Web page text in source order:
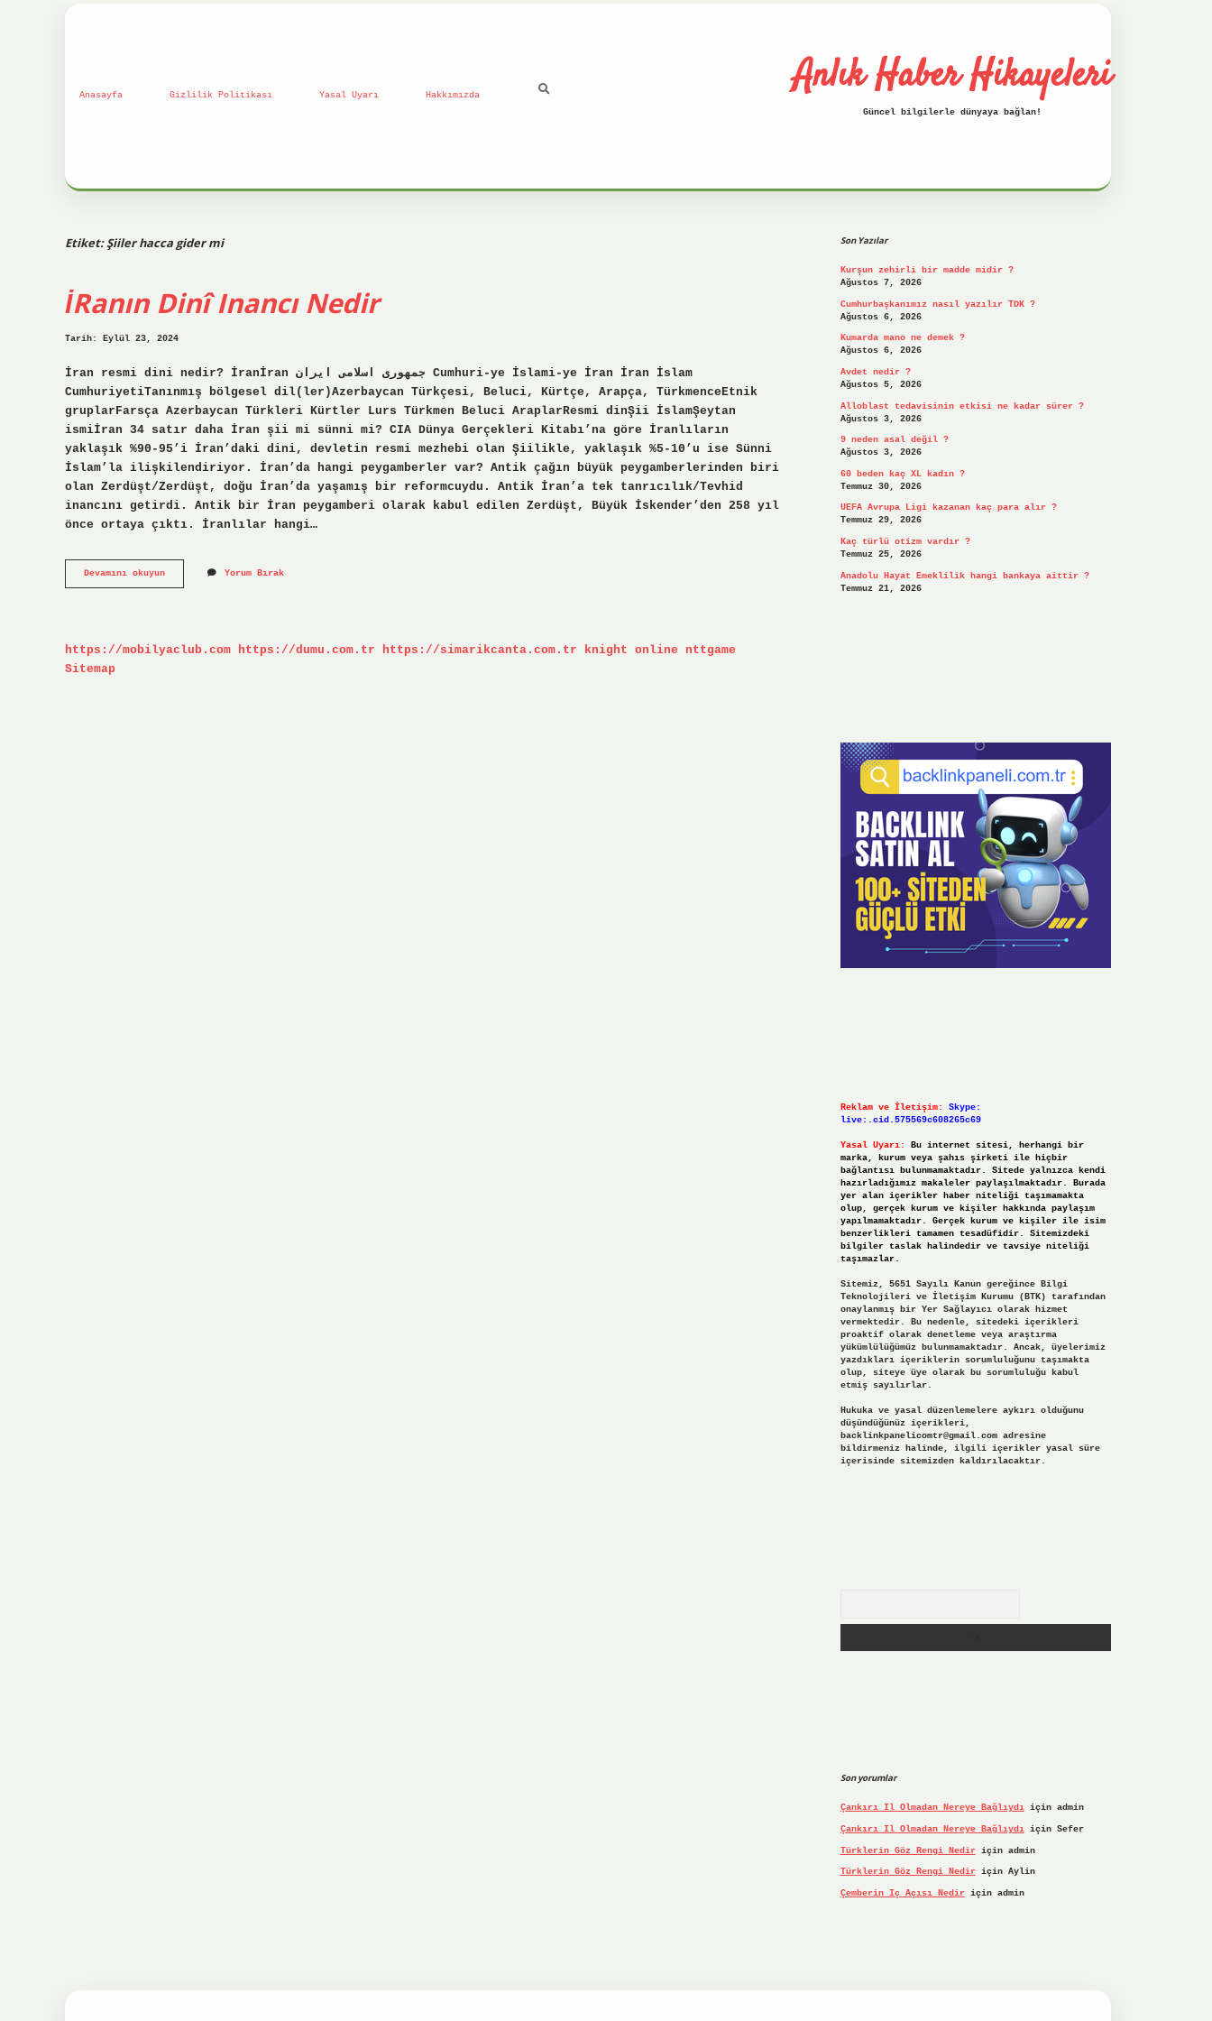
Anasayfa Gizlilik Politikası Yasal Uyarı Hakkımızda Anlık Haber Hikayeleri
Güncel bilgilerle dünyaya bağlan!
Etiket:Şiiler hacca gider mi
İRanın Dinî Inancı Nedir
Tarih: Eylül 23, 2024
İran resmi dini nedir? İranİran جمهوری اسلامی ایران Cumhuri-ye İslami-ye İran İran İslam
CumhuriyetiTanınmış bölgesel dil(ler)Azerbaycan Türkçesi, Beluci, Kürtçe, Arapça, TürkmenceEtnik
gruplarFarsça Azerbaycan Türkleri Kürtler Lurs Türkmen Beluci AraplarResmi dinŞii İslamŞeytan
ismiİran 34 satır daha İran şii mi sünni mi? CIA Dünya Gerçekleri Kitabı’na göre İranlıların
yaklaşık %90-95’i İran’daki dini, devletin resmi mezhebi olan Şiilikle, yaklaşık %5-10’u ise Sünni
İslam’la ilişkilendiriyor. İran’da hangi peygamberler var? Antik çağın büyük peygamberlerinden biri
olan Zerdüşt/Zerdüşt, doğu İran’da yaşamış bir reformcuydu. Antik İran’a tek tanrıcılık/Tevhid
inancını getirdi. Antik bir İran peygamberi olarak kabul edilen Zerdüşt, Büyük İskender’den 258 yıl
önce ortaya çıktı. İranlılar hangi…
Devamını okuyunİRanın
Dinî
Yorum Bırak
https://mobilyaclub.com https://dumu.com.tr https://simarikcanta.com.tr knight online
nttgame
Sitemap
Son Yazılar
Kurşun zehirli bir madde midir ?
Ağustos 7, 2026
Cumhurbaşkanımız nasıl yazılır TDK ?
Ağustos 6, 2026
Kumarda mano ne demek ?
Ağustos 6, 2026
Avdet nedir ?
Ağustos 5, 2026
Alloblast tedavisinin etkisi ne kadar sürer ?
Ağustos 3, 2026
9 neden asal değil ?
Ağustos 3, 2026
60 beden kaç XL kadın ?
Temmuz 30, 2026
UEFA Avrupa Ligi kazanan kaç para alır ?
Temmuz 29, 2026
Kaç türlü otizm vardır ?
Temmuz 25, 2026
Anadolu Hayat Emeklilik hangi bankaya aittir ?
Temmuz 21, 2026
Reklam ve İletişim:
Skype:
live:.cid.575569c608265c69
Yasal Uyarı:
Bu internet sitesi, herhangi bir
marka, kurum veya şahıs şirketi ile hiçbir
bağlantısı bulunmamaktadır. Sitede yalnızca kendi
hazırladığımız makaleler paylaşılmaktadır. Burada
yer alan içerikler haber niteliği taşımamakta
olup, gerçek kurum ve kişiler hakkında paylaşım
yapılmamaktadır. Gerçek kurum ve kişiler ile isim
benzerlikleri tamamen tesadüfidir. Sitemizdeki
bilgiler taslak halindedir ve tavsiye niteliği
taşımazlar.
Sitemiz, 5651 Sayılı Kanun gereğince Bilgi
Teknolojileri ve İletişim Kurumu (BTK) tarafından
onaylanmış bir Yer Sağlayıcı olarak hizmet
vermektedir. Bu nedenle, sitedeki içerikleri
proaktif olarak denetleme veya araştırma
yükümlülüğümüz bulunmamaktadır. Ancak, üyelerimiz
yazdıkları içeriklerin sorumluluğunu taşımakta
olup, siteye üye olarak bu sorumluluğu kabul
etmiş sayılırlar.
Hukuka ve yasal düzenlemelere aykırı olduğunu
düşündüğünüz içerikleri,
backlinkpanelicomtr@gmail.comadresine
bildirmeniz halinde, ilgili içerikler yasal süre
içerisinde sitemizden kaldırılacaktır.
Son yorumlar
Çankırı Il Olmadan Nereye Bağlıydıiçin admin
Çankırı Il Olmadan Nereye Bağlıydıiçin Sefer
Türklerin Göz Rengi Nediriçin admin
Türklerin Göz Rengi Nediriçin Aylin
Çemberin Iç Açısı Nediriçin admin